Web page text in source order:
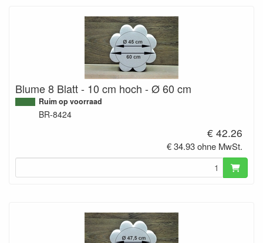
Blume 8 Blatt - 10 cm hoch - Ø 60 cm
Ruim op voorraad
BR-8424
€ 42.26
€ 34.93 ohne MwSt.